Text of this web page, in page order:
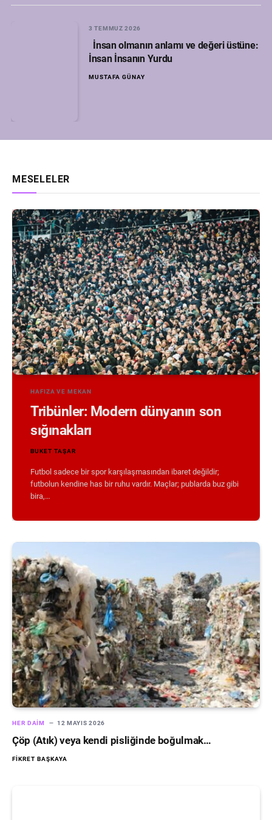
3 TEMMUZ 2026
İnsan olmanın anlamı ve değeri üstüne:
İnsan İnsanın Yurdu
MUSTAFA GÜNAY
MESELELER
HAFIZA VE MEKAN
Tribünler: Modern dünyanın son
sığınakları
BUKET TAŞAR
Futbol sadece bir spor karşılaşmasından ibaret değildir;
futbolun kendine has bir ruhu vardır. Maçlar; publarda buz gibi
bira,…
HER DAIM 12 MAYIS 2026
Çöp (Atık) veya kendi pisliğinde boğulmak…
FIKRET BAŞKAYA